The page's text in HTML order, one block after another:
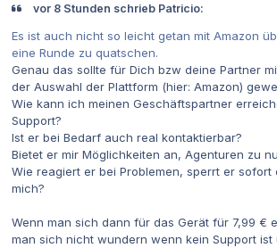
vor 8 Stunden schrieb Patricio:
Es ist auch nicht so leicht getan mit Amazon
eine Runde zu quatschen.
Genau das sollte für Dich bzw deine Partner
der Auswahl der Plattform (hier: Amazon)
Wie kann ich meinen Geschäftspartner
Support?
Ist er bei Bedarf auch real kontaktierbar?
Bietet er mir Möglichkeiten an, Agenturen zu
Wie reagiert er bei Problemen, sperrt er sofort
mich?
Wenn man sich dann für das Gerät für 7,99 €
man sich nicht wundern wenn kein Support ist